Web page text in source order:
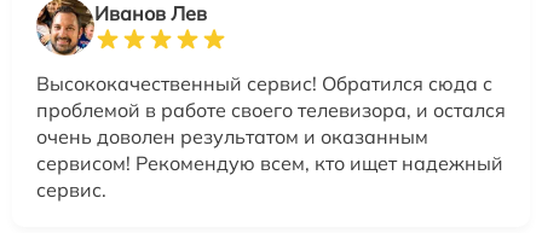
Иванов Лев
Высококачественный сервис! Обратился сюда с
проблемой в работе своего телевизора, и остался
очень доволен результатом и оказанным
сервисом! Рекомендую всем, кто ищет надежный
сервис.